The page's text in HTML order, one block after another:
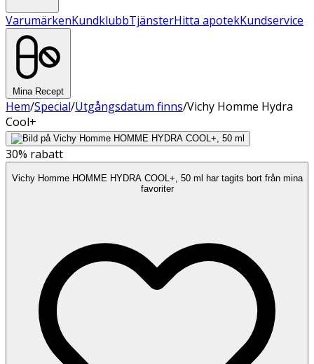
VarumärkenKundklubbTjänsterHitta apotekKundservice
Mina Recept
Hem/Special/Utgångsdatum finns/Vichy Homme Hydra
Cool+
30% rabatt
Vichy Homme HOMME HYDRA COOL+, 50 ml har tagits bort från mina
favoriter